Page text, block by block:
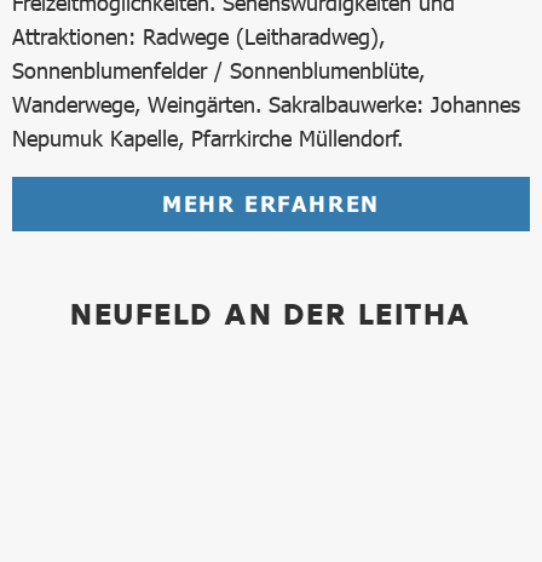
Attraktionen: Radwege (Leitharadweg),
Sonnenblumenfelder / Sonnenblumenblüte,
Wanderwege, Weingärten. Sakralbauwerke: Johannes
Nepumuk Kapelle, Pfarrkirche Müllendorf.
MEHR ERFAHREN
NEUFELD AN DER LEITHA